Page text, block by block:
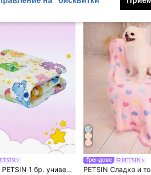
Care Bears X PETSIN 1 бр. универсално плюшено одеяло за домашни любимци котки и кучета с принтиран сладък мечи мотив, мек и топъл двуличен дизайн, подходящо за всички сезони, пеработващо се и издръжливо, отлично за покривало за диван, подложка за легло, пътуване, уютен подарък за малки и големи кучета и котки
PETSIN